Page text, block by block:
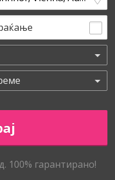
100% гарантирано!